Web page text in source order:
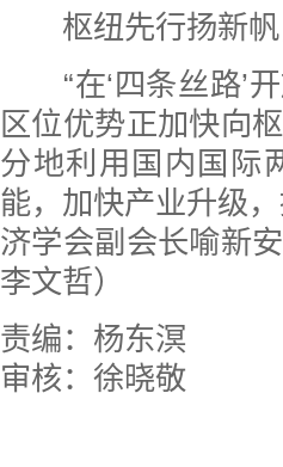
枢纽先行扬新帆
“在‘四条丝路’开
区位优势正加快向
分地利用国内国际
能，加快产业升级
济学会副会长喻新
李文哲）
责编：杨东溟
审核：徐晓敬